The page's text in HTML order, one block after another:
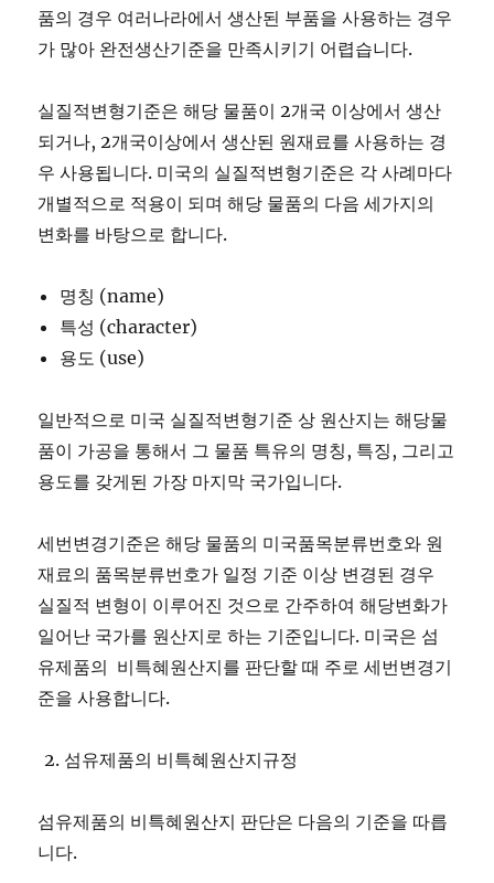
품의 경우 여러나라에서 생산된 부품을 사용하는 경우
가 많아 완전생산기준을 만족시키기 어렵습니다.
실질적변형기준은 해당 물품이 2개국 이상에서 생산
되거나, 2개국이상에서 생산된 원재료를 사용하는 경
우 사용됩니다. 미국의 실질적변형기준은 각 사례마다
개별적으로 적용이 되며 해당 물품의 다음 세가지의
변화를 바탕으로 합니다.
명칭 (name)
특성 (character)
용도 (use)
일반적으로 미국 실질적변형기준 상 원산지는 해당물
품이 가공을 통해서 그 물품 특유의 명칭, 특징, 그리고
용도를 갖게된 가장 마지막 국가입니다.
세번변경기준은 해당 물품의 미국품목분류번호와 원
재료의 품목분류번호가 일정 기준 이상 변경된 경우
실질적 변형이 이루어진 것으로 간주하여 해당변화가
일어난 국가를 원산지로 하는 기준입니다. 미국은 섬
유제품의 비특혜원산지를 판단할 때 주로 세번변경기
준을 사용합니다.
섬유제품의 비특혜원산지규정
섬유제품의 비특혜원산지 판단은 다음의 기준을 따릅
니다.